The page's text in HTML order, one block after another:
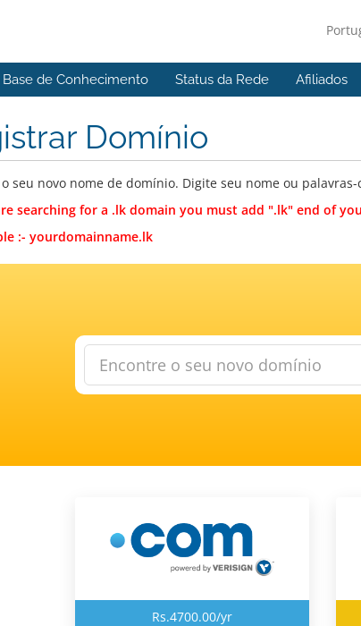
Base de Conhecimento Status da Rede Afiliados
Domínio
seu novo nome de domínio. Digite seu nome ou
searching for a .lk domain you must add ".lk" end of
:- yourdomainname.lk
Rs.4700.00/yr